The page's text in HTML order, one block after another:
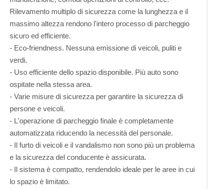
Rilevamento multiplo di sicurezza come la lunghezza e il
massimo altezza rendono l'intero processo di parcheggio
sicuro ed efficiente.
- Eco-friendness. Nessuna emissione di veicoli, puliti e
verdi.
- Uso efficiente dello spazio disponibile. Più auto sono
ospitate nella stessa area.
- Varie misure di sicurezza per garantire la sicurezza di
persone e veicoli.
- L'operazione di parcheggio finale è completamente
automatizzata riducendo la necessità del personale.
- Il furto di veicoli e il vandalismo non sono più un problema
e la sicurezza del conducente è assicurata.
- Il sistema è compatto, rendendolo ideale per le aree in cui
lo spazio è limitato.